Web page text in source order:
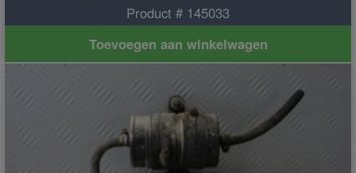
Product # 145033
Toevoegen aan winkelwagen